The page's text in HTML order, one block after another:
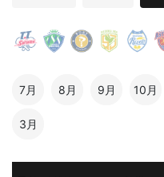
7月 8月 9月 10月
3月